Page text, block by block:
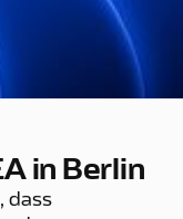
in Berlin
dass